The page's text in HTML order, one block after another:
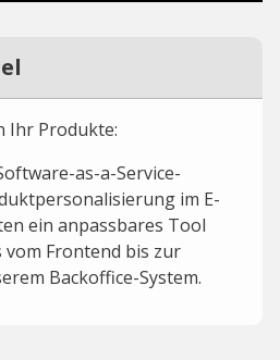
Ihr Produkte:
as-a-Service-
im E-
ein anpassbares Tool
vom Frontend bis zur
Backoffice-System.